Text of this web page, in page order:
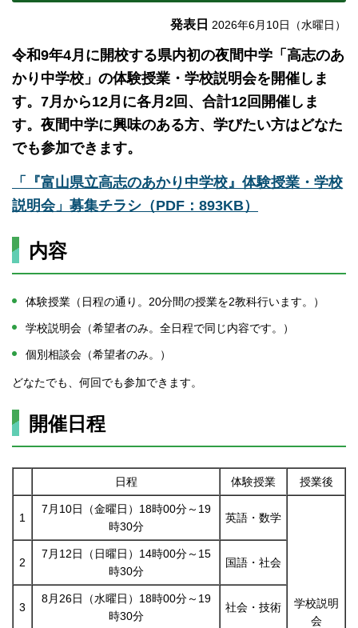
発表日 2026年6月10日（水曜日）
令和9年4月に開校する県内初の夜間中学「高志のあ
かり中学校」の体験授業・学校説明会を開催しま
す。7月から12月に各月2回、合計12回開催しま
す。夜間中学に興味のある方、学びたい方はどなた
でも参加できます。
「『富山県立高志のあかり中学校』体験授業・学校
説明会」募集チラシ（PDF：893KB）
内容
体験授業（日程の通り。20分間の授業を2教科行います。）
学校説明会（希望者のみ。全日程で同じ内容です。）
個別相談会（希望者のみ。）
どなたでも、何回でも参加できます。
開催日程
日程 体験授業 授業後
1
7月10日（金曜日）18時00分～19
時30分
英語・数学
学校説明
会
2
7月12日（日曜日）14時00分～15
時30分
国語・社会
3
8月26日（水曜日）18時00分～19
時30分
社会・技術